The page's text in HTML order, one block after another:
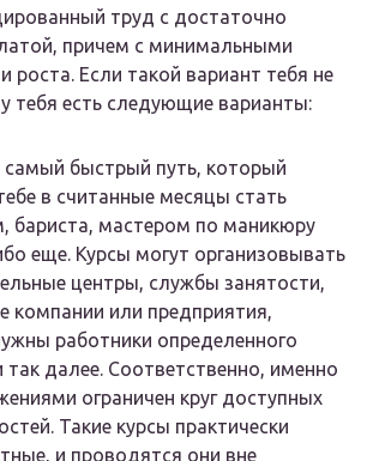
труд с достаточно
причем с минимальными
роста. Если такой вариант тебя не
тебя есть следующие варианты:
самый быстрый путь, который
в считанные месяцы стать
бариста, мастером по маникюру
еще. Курсы могут организовывать
центры, службы занятости,
компании или предприятия,
работники определенного
так далее. Соответственно, именно
ограничен круг доступных
Такие курсы практически
и проводятся они вне